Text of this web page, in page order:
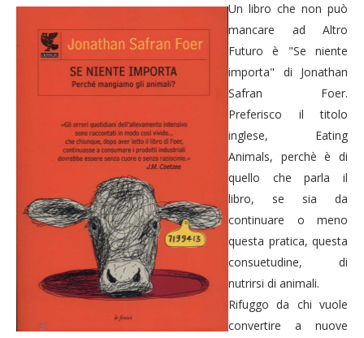
Un libro che non può
mancare ad Altro
Futuro è "Se niente
importa" di Jonathan
Safran Foer.
Preferisco il titolo
inglese, Eating
Animals, perchè è di
quello che parla il
libro, se sia da
continuare o meno
questa pratica, questa
consuetudine, di
nutrirsi di animali.
Rifuggo da chi vuole
convertire a nuove